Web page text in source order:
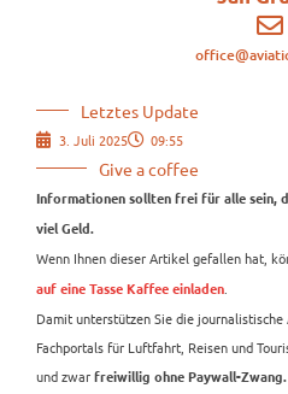
Letztes Update
3. Juli 2025 09:55
Give a coffee
Informationen sollten frei für alle sein,
viel Geld.
Wenn Ihnen dieser Artikel gefallen hat,
auf eine Tasse Kaffee einladen
Damit unterstützen Sie die
Fachportals für Luftfahrt, Reisen und
und zwar freiwillig ohne Paywall-Zwang.